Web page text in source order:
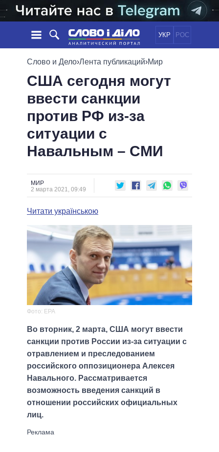
УКР РОС
НОВОСТИ
ЛЕНТА
СОБЫТИЯ
СТАТЬИ
МНЕНИЯ
ОБЗОРЫ
ДАЙДЖЕСТЫ
ПОЛИТИКА
ЭКОНОМИКА
ОБЩЕСТВО
ОБЕЩАНИЯ
ПОЛИТИКИ
ВСЕ ПОЛИТИКИ
ПРЕЗИДЕНТ И ОФИС
ВЕРХОВНАЯ РАДА
ГЛАВЫ ОБЛАДМИНИСТРАЦИЙ
МЭРЫ
ВСЕ ПЕРСОНЫ
ВИДЕО
СРАВНЕНИЕ ПОЛИТИКОВ
Слово и Дело›Лента публикаций›Мир
США сегодня могут
ввести санкции
против РФ из-за
ситуации с
Навальным – СМИ
МИР
2 марта 2021, 09:49
Читати українською
Фото: ЕРА
Во вторник, 2 марта, США могут ввести
санкции против России из-за ситуации с
отравлением и преследованием
российского оппозиционера Алексея
Навального. Рассматривается
возможность введения санкций в
отношении российских официальных
лиц.